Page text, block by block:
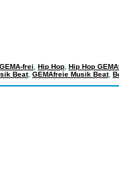
frei Hip Hop Hip Hop
Beat, GEMAfreie Musik Beat,